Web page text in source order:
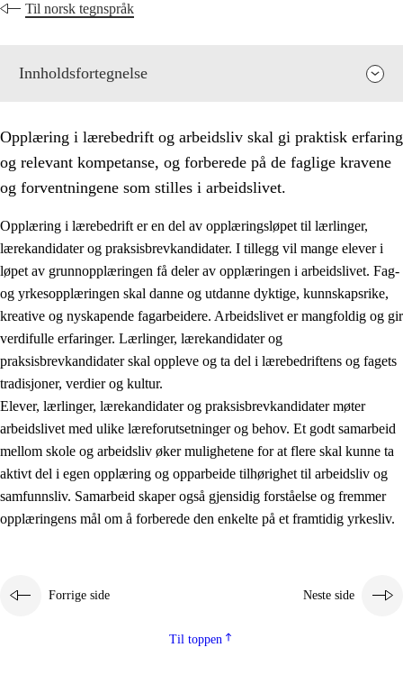
Til norsk tegnspråk
Innholdsfortegnelse
3. Prinsipper for skolens praksis
3.1 Et inkluderende læringsmiljø
3.2 Undervisning og tilpasset opplæring
3.3 Samarbeid mellom hjem og skole
3.5 Profesjonsfellesskap og skoleutvikling
Opplæring i lærebedrift og arbeidsliv skal gi praktisk erfaring
og relevant kompetanse, og forberede på de faglige kravene
og forventningene som stilles i arbeidslivet.
Opplæring i lærebedrift er en del av opplæringsløpet til lærlinger,
lærekandidater og praksisbrevkandidater. I tillegg vil mange elever i
løpet av grunnopplæringen få deler av opplæringen i arbeidslivet. Fag-
og yrkesopplæringen skal danne og utdanne dyktige, kunnskapsrike,
kreative og nyskapende fagarbeidere. Arbeidslivet er mangfoldig og gir
verdifulle erfaringer. Lærlinger, lærekandidater og
praksisbrevkandidater skal oppleve og ta del i lærebedriftens og fagets
tradisjoner, verdier og kultur.
Elever, lærlinger, lærekandidater og praksisbrevkandidater møter
arbeidslivet med ulike læreforutsetninger og behov. Et godt samarbeid
mellom skole og arbeidsliv øker mulighetene for at flere skal kunne ta
aktivt del i egen opplæring og opparbeide tilhørighet til arbeidsliv og
samfunnsliv. Samarbeid skaper også gjensidig forståelse og fremmer
opplæringens mål om å forberede den enkelte på et framtidig yrkesliv.
Forrige side Neste side
Til toppen